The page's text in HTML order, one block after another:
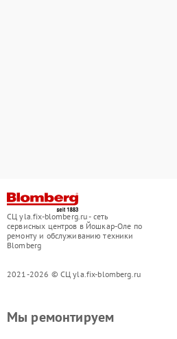
СЦ yla.fix-blomberg.ru - сеть
сервисных центров в Йошкар-Оле по
ремонту и обслуживанию техники
Blomberg
2021-2026 © СЦ yla.fix-blomberg.ru
Мы ремонтируем